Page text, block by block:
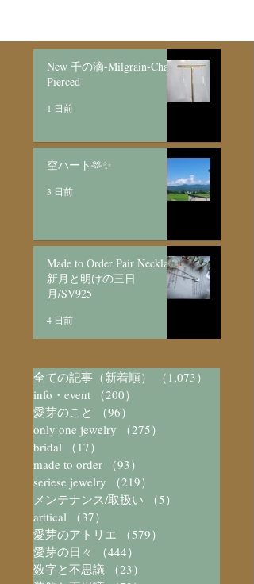
New 千の滴-Milgrain-Chain
Pierced
1 日前
空ハート🫶✨
3 日前
Made to Order Pair Necklace
新月と明けの三日
月/SV925
4 日前
全ての記事（新着順） （1,073）
info・event
（200）
愛芽のこと
（96）
only one jewelry
（275）
bridal
（17）
made to order
（93）
seriese jewelry
（219）
メンテナンス/取扱い
（5）
arttical
（37）
愛芽のアトリエ
（579）
愛芽の日々
（444）
数字と不思議
（23）